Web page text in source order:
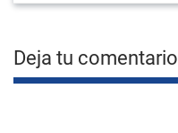
Deja tu comentario